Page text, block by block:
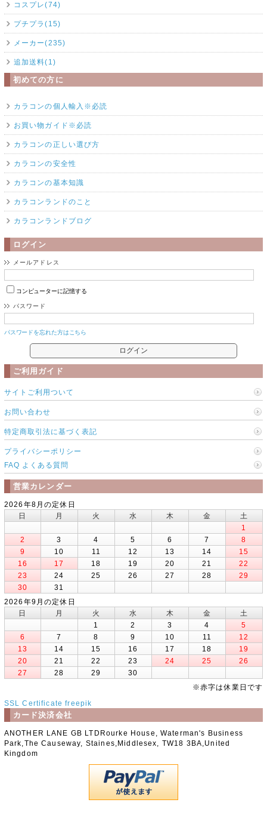
コスプレ(74)
プチプラ(15)
メーカー(235)
追加送料(1)
初めての方に
カラコンの個人輸入※必読
お買い物ガイド※必読
カラコンの正しい選び方
カラコンの安全性
カラコンの基本知識
カラコンランドのこと
カラコンランドブログ
ログイン
メールアドレス
コンピューターに記憶する
パスワード
パスワードを忘れた方はこちら
ご利用ガイド
サイトご利用ついて
お問い合わせ
特定商取引法に基づく表記
プライバシーポリシー
FAQ よくある質問
営業カレンダー
2026年8月の定休日
日
月 火 水 木 金
土
1
2
3 4 5 6 7
8
9
10 11 12 13 14
15
16
17 18 19 20 21
22
23
24 25 26 27 28
29
30
31
2026年9月の定休日
日
月 火 水 木 金
土
1
2 3 4
5
6
7 8 9 10 11
12
13
14 15 16 17 18
19
20
21 22 23 24 25
26
27
28 29
30
※赤字は休業日です
SSL Certificate freepik
カード決済会社
ANOTHER LANE GB LTDRourke House, Waterman's Business
Park,The Causeway, Staines,Middlesex, TW18 3BA,United
Kingdom